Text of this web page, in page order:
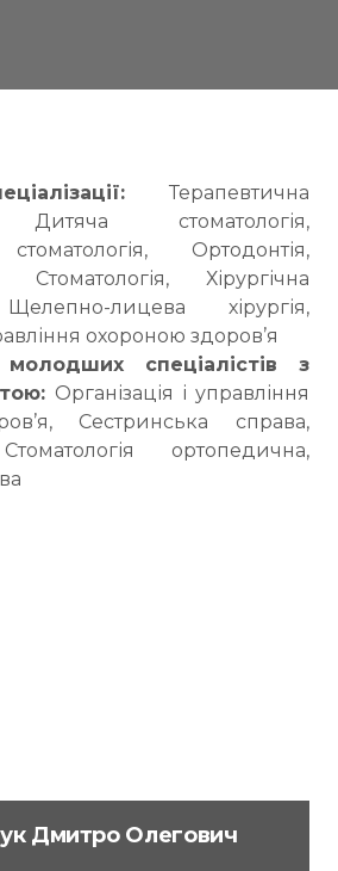
Терапевтична
Дитяча стоматологія,
Ортодонтія,
Стоматологія, Хірургічна
лицева хірургія,
охороною здоров’я
молодших спеціалістів з
Організація і управління
Сестринська справа,
ортопедична,
Дмитро Олегович